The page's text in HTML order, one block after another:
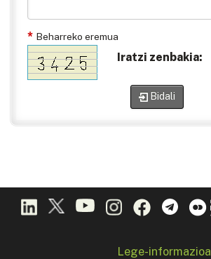
* Beharreko eremua
Iratzi zenbakia:
Bidali
Lege-informazioa